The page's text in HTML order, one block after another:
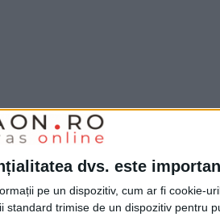
dvs. este
pe un dispozitiv, cum ar fi cookie-
trimise de un dispozitiv pentru